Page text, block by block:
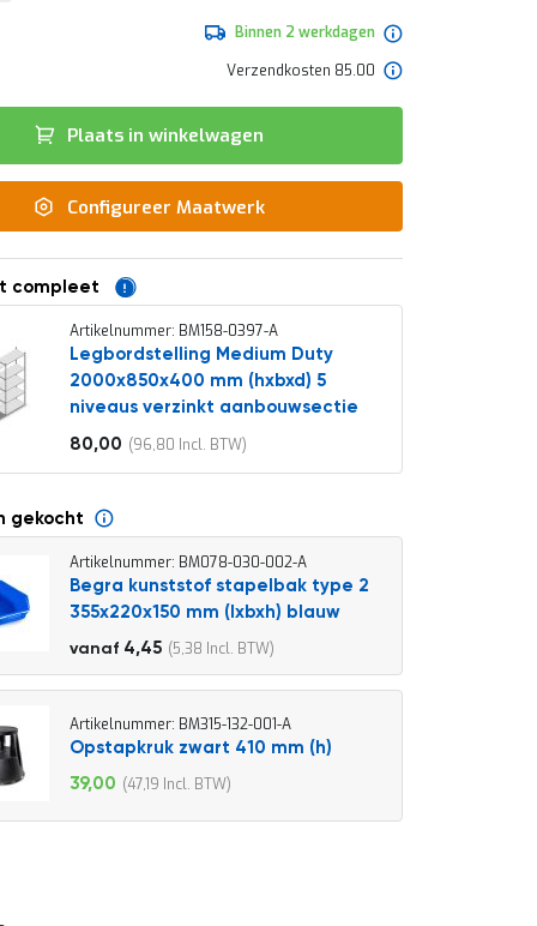
Binnen 2 werkdagen
Verzendkosten 85.00
Plaats in winkelwagen
Configureer Maatwerk
compleet
Artikelnummer: BM158-0397-A
Legbordstelling Medium Duty
2000x850x400 mm (hxbxd) 5
niveaus verzinkt aanbouwsectie
Vanaf
80,00 96,80
gekocht
Artikelnummer: BM078-030-002-A
Begra kunststof stapelbak type 2
355x220x150 mm (lxbxh) blauw
vanaf 4,45 5,38
4,95
5,99
Artikelnummer: BM315-132-001-A
Opstapkruk zwart 410 mm (h)
Speciale
39,00 47,19